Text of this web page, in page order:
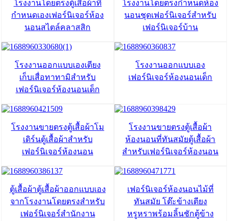
โรงงานโดยตรงตู้เสื้อผ้าที่
กำหนดเองเฟอร์นิเจอร์ห้อง
นอนสไตล์คลาสสิก
โรงงานโดยตรงกำหนดห้อง
นอนชุดเฟอร์นิเจอร์สำหรับ
เฟอร์นิเจอร์บ้าน
โรงงานออกแบบเองเตียง
เก็บเสื่อทาทามิสำหรับ
เฟอร์นิเจอร์ห้องนอนเด็ก
โรงงานออกแบบเอง
เฟอร์นิเจอร์ห้องนอนเด็ก
โรงงานขายตรงตู้เสื้อผ้าโม
เดิร์นตู้เสื้อผ้าสำหรับ
เฟอร์นิเจอร์ห้องนอน
โรงงานขายตรงตู้เสื้อผ้า
ห้องนอนที่ทันสมัยตู้เสื้อผ้า
สำหรับเฟอร์นิเจอร์ห้องนอน
ตู้เสื้อผ้าตู้เสื้อผ้าออกแบบเอง
จากโรงงานโดยตรงสำหรับ
เฟอร์นิเจอร์สำนักงาน
เฟอร์นิเจอร์ห้องนอนไม้ที่
ทันสมัย ​​โต๊ะข้างเตียง
หรูหราพร้อมลิ้นชักตู้ข้าง